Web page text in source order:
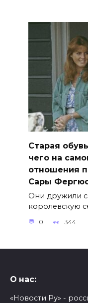
Старая
чего на
отношения
Сары
Они дружили с
королевскую
0 344
О нас:
«Новости Ру» -